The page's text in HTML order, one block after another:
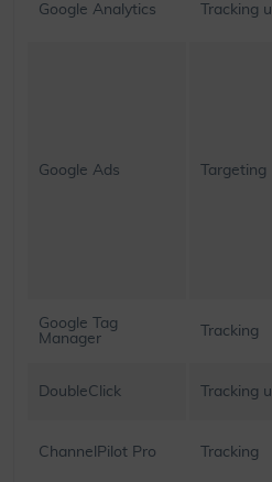
Google Analytics Tracking
Google Ads Targeting
Google Tag
Manager
Tracking
DoubleClick Tracking
ChannelPilot Pro Tracking